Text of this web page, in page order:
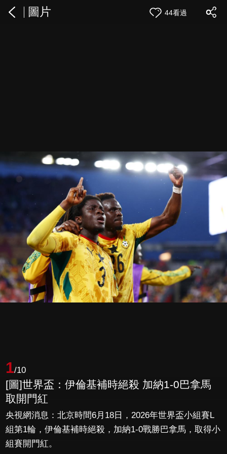
圖片 44看過
1/10
[圖]世界盃：伊倫基補時絕殺 加納1-0巴拿馬
取開門紅
央視網消息：北京時間6月18日，2026年世界盃小組賽L
組第1輪，伊倫基補時絕殺，加納1-0戰勝巴拿馬，取得小
組賽開門紅。